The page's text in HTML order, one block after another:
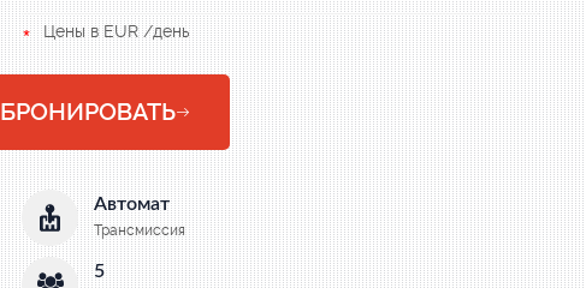
Цены в EUR /день
БРОНИРОВАТЬ
Автомат
Трансмиссия
5